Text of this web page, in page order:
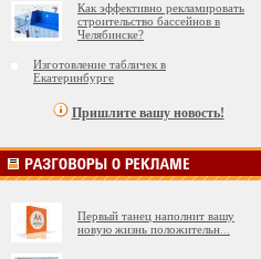
Как эффективно рекламировать
строительство бассейнов в
Челябинске?
Изготовление табличек в
Екатеринбурге
Пришлите вашу новость!
Первый танец наполнит вашу
новую жизнь положительн